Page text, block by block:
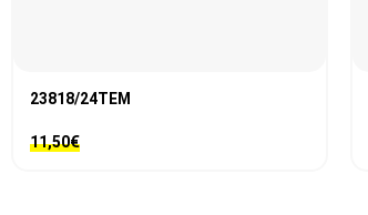
23818/24ΤΕΜ
11,50€